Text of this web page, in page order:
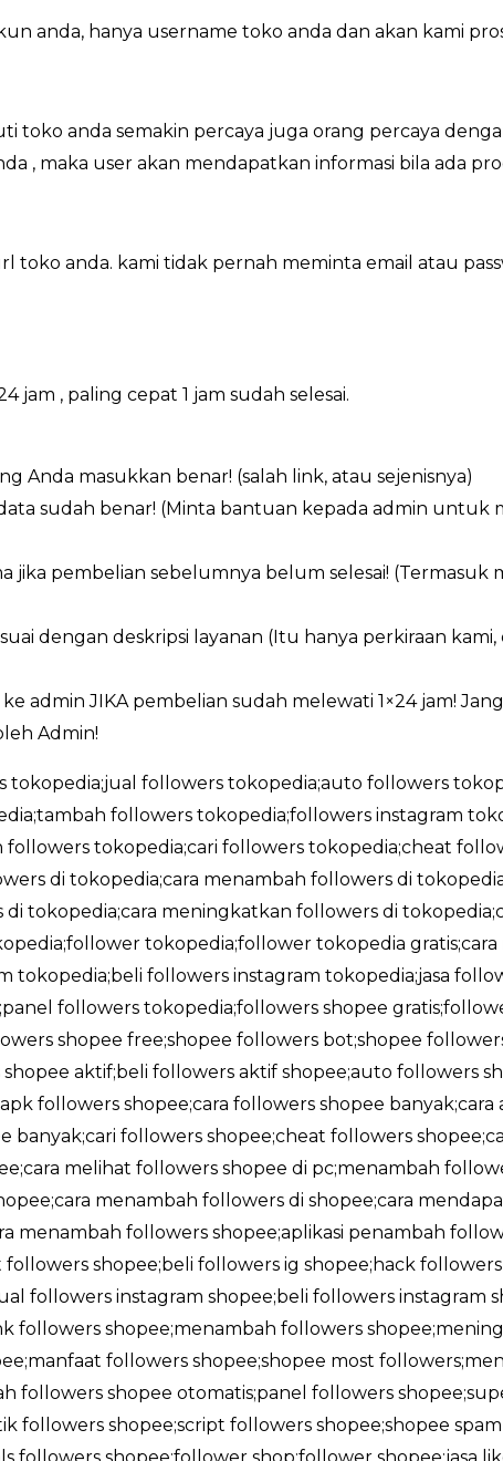
anda, hanya username toko anda dan akan kami
toko anda semakin percaya juga orang percaya
, maka user akan mendapatkan informasi bila ada
toko anda. kami tidak pernah meminta email atau
, paling cepat 1 jam sudah selesai.
Anda masukkan benar! (salah link, atau sejenisnya)
sudah benar! (Minta bantuan kepada admin untuk
jika pembelian sebelumnya belum selesai! (Termasuk
dengan deskripsi layanan (Itu hanya perkiraan
admin JIKA pembelian sudah melewati 1×24 jam!
Admin!
followers tokopedia;auto followers
followers tokopedia;followers instagram
tokopedia;cari followers tokopedia;cheat
di tokopedia;cara menambah followers di
tokopedia;cara meningkatkan followers di
tokopedia;follower tokopedia
tokopedia;beli followers instagram tokopedia;jasa
followers tokopedia;followers shopee
shopee free;shopee followers bot;shopee
aktif;beli followers aktif shopee;auto followers
followers shopee;cara followers shopee
banyak;cari followers shopee;cheat followers
melihat followers shopee di pc;menambah
menambah followers di shopee;cara
menambah followers shopee;aplikasi penambah
shopee;beli followers ig shopee;hack
followers instagram shopee;beli followers instagram
followers shopee;menambah followers
followers shopee;shopee most
followers shopee otomatis;panel followers
followers shopee;script followers shopee;shopee
followers shopee;follower shop;follower shopee;jasa